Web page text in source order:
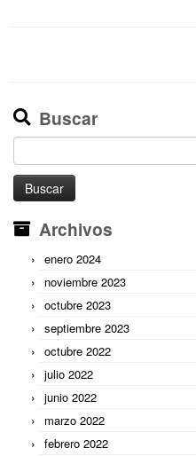
Buscar
Buscar:
Archivos
enero 2024
noviembre 2023
octubre 2023
septiembre 2023
octubre 2022
julio 2022
junio 2022
marzo 2022
febrero 2022